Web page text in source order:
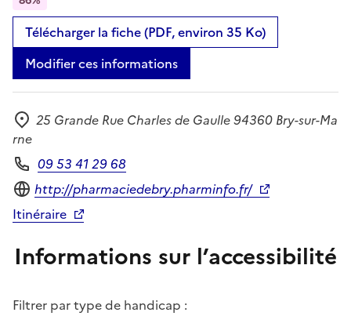
Télécharger la fiche (PDF, environ 35 Ko)
Modifier ces informations
Adresse
25 Grande Rue Charles de Gaulle 94360 Bry-sur-Ma
rne
Téléphone
09 53 41 29 68
Site internet
http://pharmaciedebry.pharminfo.fr/
Itinéraire
Informations sur l’accessibilité
Filtrer par type de handicap :